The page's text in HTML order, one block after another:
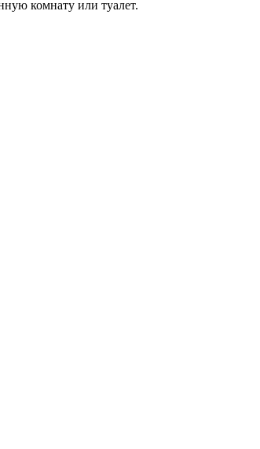
комнату или туалет.